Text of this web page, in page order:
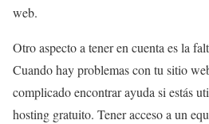
web.
Otro aspecto a tener en cuenta es la
Cuando hay problemas con tu sitio
complicado encontrar ayuda si estás
hosting gratuito. Tener acceso a un